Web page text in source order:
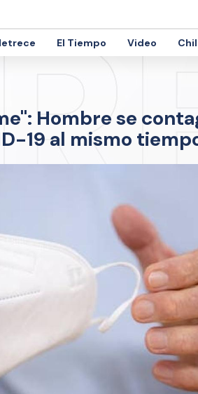
El Tiempo Video
Hombre se
19 al mismo